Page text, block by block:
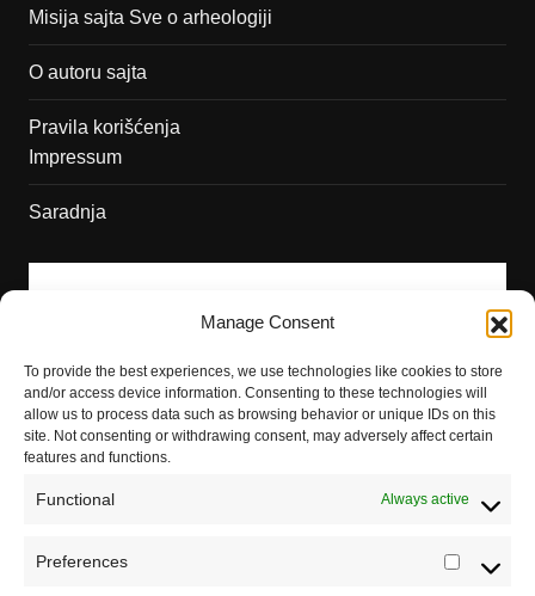
Manage Consent
To provide the best experiences, we use technologies like cookies to store
and/or access device information. Consenting to these technologies will
allow us to process data such as browsing behavior or unique IDs on this
site. Not consenting or withdrawing consent, may adversely affect certain
features and functions.
Functional Always active
Preferences
Misija sajta Sve o arheologiji
O autoru sajta
Pravila korišćenja
Impressum
Saradnja